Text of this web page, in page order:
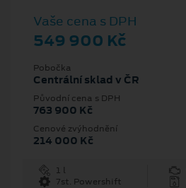
Vaše cena s DPH
549 900 Kč
Pobočka
Centrální sklad v ČR
Původní cena s DPH
763 900 Kč
Cenové zvýhodnění
214 000 Kč
1 l
7st. Powershift